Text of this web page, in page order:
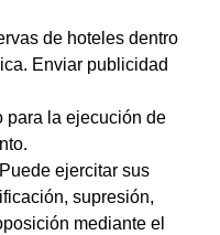
de hoteles dentro
Enviar publicidad
para la ejecución de
Puede ejercitar sus
supresión,
mediante el